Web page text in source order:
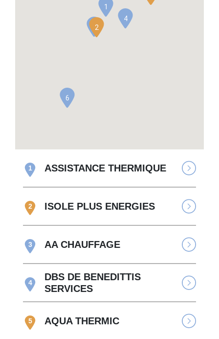
1
2
3
4
6
1 ASSISTANCE THERMIQUE
2 ISOLE PLUS ENERGIES
3 AA CHAUFFAGE
4
DBS DE BENEDITTIS
SERVICES
5 AQUA THERMIC